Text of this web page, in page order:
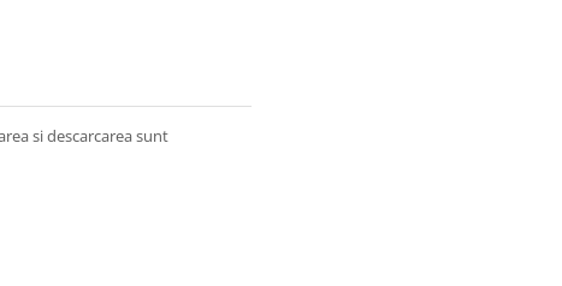
si descarcarea sunt